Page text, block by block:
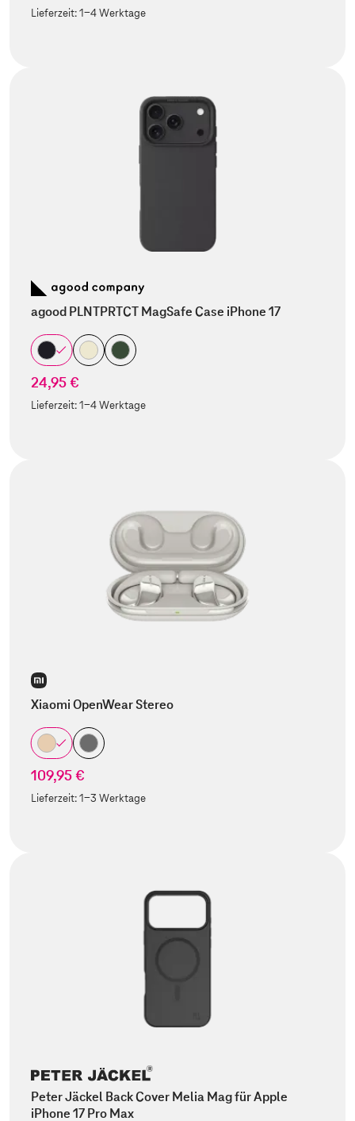
Lieferzeit:1-4 Werktage
agood PLNTPRTCT MagSafe Case iPhone 17
24,95 €
Lieferzeit:1-4 Werktage
Xiaomi OpenWear Stereo
109,95 €
Lieferzeit:1-3 Werktage
Peter Jäckel Back Cover Melia Mag für Apple
iPhone 17 Pro Max